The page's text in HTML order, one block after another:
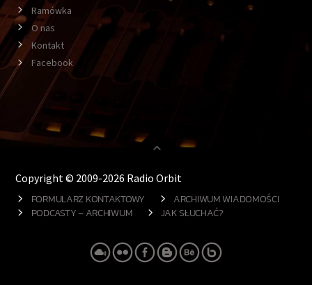
Ramówka
O nas
Kontakt
Facebook
Copyright © 2009-2026 Radio Orbit
FORMULARZ KONTAKTOWY
ARCHIWUM WIADOMOŚCI
PODCASTY – ARCHIWUM
JAK SŁUCHAĆ?